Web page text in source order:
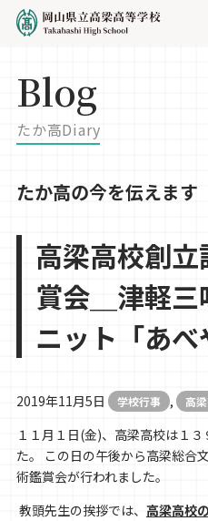
Blog
たか高Diary
たか高の今を伝えます
高梁高校創
賞会＿津軽
ニット「あべ
2019年11月5日 学校行事 , 高
１１月１日(金)、高梁高校は１
た。 この日の午後から高梁総合
術鑑賞会が行われました。
教頭先生の挨拶では、 高梁高校